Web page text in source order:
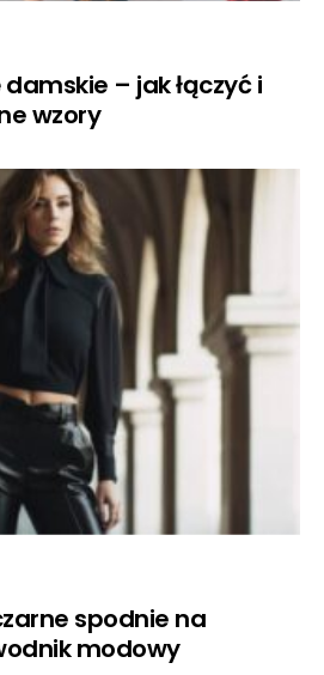
– jak łączyć i
wzory
spodnie na
modowy